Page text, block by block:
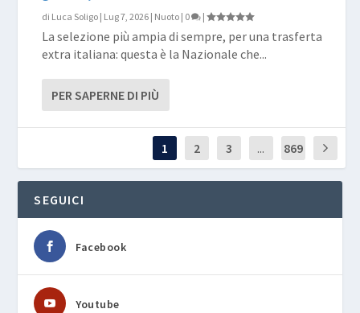
di Luca Soligo | Lug 7, 2026 | Nuoto | 0 |
La selezione più ampia di sempre, per una trasferta
extra italiana: questa è la Nazionale che...
PER SAPERNE DI PIÙ
1 2 3 ... 869
SEGUICI
Facebook
Youtube